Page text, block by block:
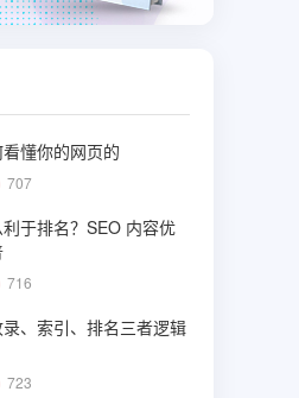
懂你的网页的
707
于排名？SEO 内容优
716
、索引、排名三者逻辑
723